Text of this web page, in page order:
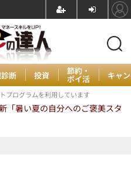
断 投資 節約・
ポイ活 キャ
プログラムを利用しています
「暑い夏の自分へのご褒美スタ